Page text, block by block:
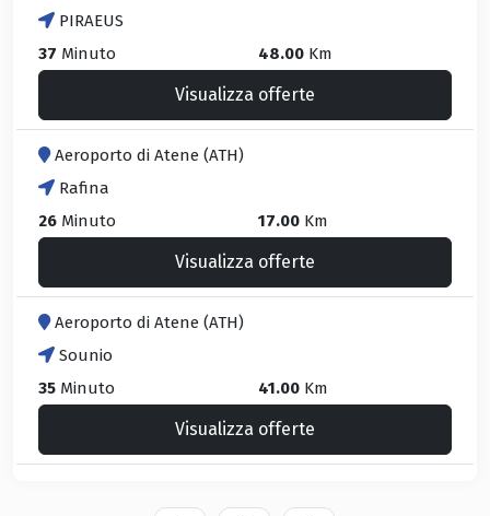
PIRAEUS
37 Minuto 48.00 Km
Visualizza offerte
Aeroporto di Atene (ATH)
Rafina
26 Minuto 17.00 Km
Visualizza offerte
Aeroporto di Atene (ATH)
Sounio
35 Minuto 41.00 Km
Visualizza offerte